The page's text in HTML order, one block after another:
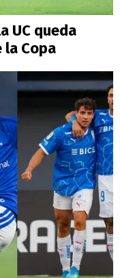
UC queda
Copa